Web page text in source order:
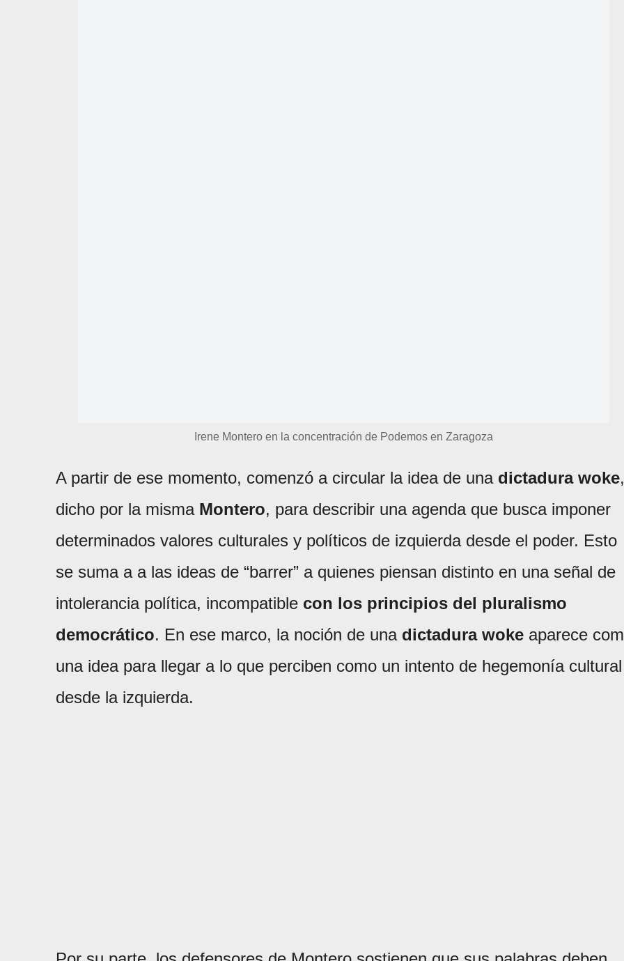
Irene Montero en la concentración de Podemos en Zaragoza
A partir de ese momento, comenzó a circular la idea de una dictadura woke,
dicho por la misma Montero, para describir una agenda que busca imponer
determinados valores culturales y políticos de izquierda desde el poder. Esto
se suma a a las ideas de “barrer” a quienes piensan distinto en una señal de
intolerancia política, incompatible con los principios del pluralismo
democrático. En ese marco, la noción de una dictadura woke aparece
una idea para llegar a lo que perciben como un intento de hegemonía cultural
desde la izquierda.